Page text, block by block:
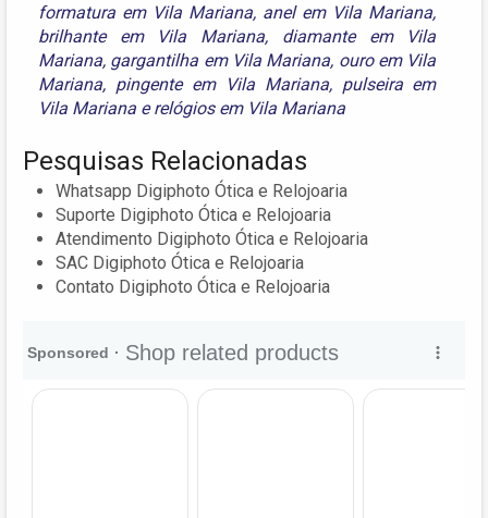
formatura em Vila Mariana, anel em Vila Mariana,
brilhante em Vila Mariana, diamante em Vila
Mariana, gargantilha em Vila Mariana, ouro em Vila
Mariana, pingente em Vila Mariana, pulseira em
Vila Mariana erelógios em Vila Mariana
Pesquisas Relacionadas
Whatsapp Digiphoto Ótica e Relojoaria
Suporte Digiphoto Ótica e Relojoaria
Atendimento Digiphoto Ótica e Relojoaria
SAC Digiphoto Ótica e Relojoaria
Contato Digiphoto Ótica e Relojoaria